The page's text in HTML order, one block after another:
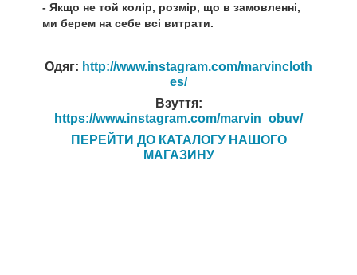
- Якщо не той колір, розмір, що в замовленні,
ми берем на себе всі витрати.
Одяг: http://www.instagram.com/marvincloth
es/
Взуття:
https://www.instagram.com/marvin_obuv/
ПЕРЕЙТИ ДО КАТАЛОГУ НАШОГО
МАГАЗИНУ